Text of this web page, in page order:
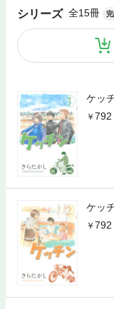
シリーズ 全15冊
ケッ
792
ケッ
792